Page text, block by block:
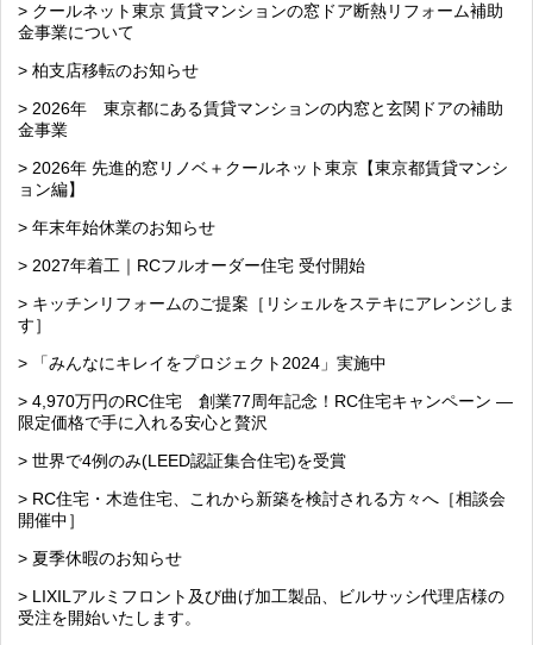
> クールネット東京 賃貸マンションの窓ドア断熱リフォーム補助
金事業について
> 柏支店移転のお知らせ
> 2026年 東京都にある賃貸マンションの内窓と玄関ドアの補助
金事業
> 2026年 先進的窓リノベ＋クールネット東京【東京都賃貸マンシ
ョン編】
> 年末年始休業のお知らせ
> 2027年着工｜RCフルオーダー住宅 受付開始
> キッチンリフォームのご提案［リシェルをステキにアレンジしま
す］
> 「みんなにキレイをプロジェクト2024」実施中
> 4,970万円のRC住宅 創業77周年記念！RC住宅キャンペーン ―
限定価格で手に入れる安心と贅沢
> 世界で4例のみ(LEED認証集合住宅)を受賞
> RC住宅・木造住宅、これから新築を検討される方々へ［相談会
開催中］
> 夏季休暇のお知らせ
> LIXILアルミフロント及び曲げ加工製品、ビルサッシ代理店様の
受注を開始いたします。